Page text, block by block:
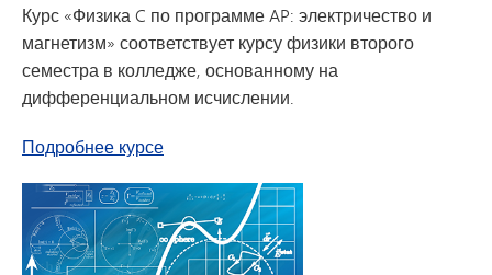
Курс «Физика C по программе AP: электричество и
магнетизм» соответствует курсу физики второго
семестра в колледже, основанному на
дифференциальном исчислении.
Подробнее о
курсе«Физика C по программе AP: